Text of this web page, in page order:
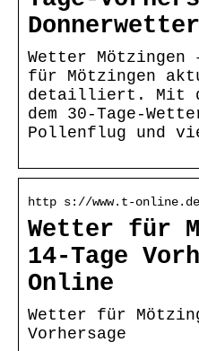
Wetter Mötzingen
für Mötzingen
detailliert. Mit
dem 30-Tage-
Pollenflug und
http s://www.t-
Wetter für
14-Tage
Online
Wetter für
Vorhersage